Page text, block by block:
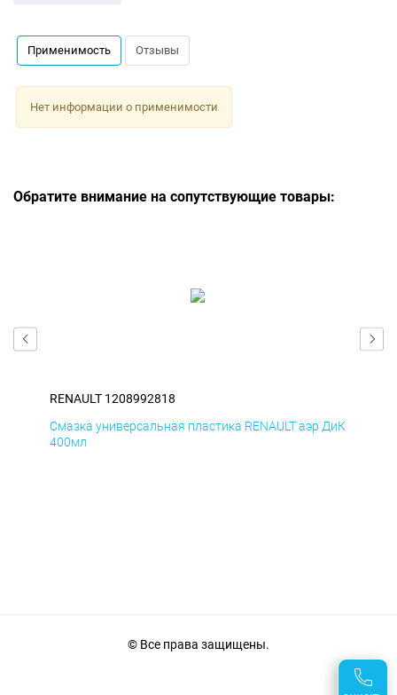
Применимость Отзывы
Нет информации о применимости
Обратите внимание на сопутствующие товары:
RENAULT 1208992818
Смазка универсальная пластика RENAULT аэр ДиК
400мл
© Все права защищены.